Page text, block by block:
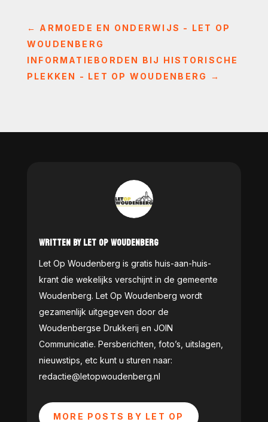
← ARMOEDE EN ONDERWIJS - LET OP
WOUDENBERG
INFORMATIEBORDEN BIJ HISTORISCHE
PLEKKEN - LET OP WOUDENBERG
→
WRITTEN BY LET OP WOUDENBERG
Let Op Woudenberg is gratis huis-aan-huis-
krant die wekelijks verschijnt in de gemeente
Woudenberg. Let Op Woudenberg wordt
gezamenlijk uitgegeven door de
Woudenbergse Drukkerij en JOIN
Communicatie. Persberichten, foto’s, uitslagen,
nieuwstips, etc kunt u sturen naar:
redactie@letopwoudenberg.nl
MORE POSTS BY LET OP